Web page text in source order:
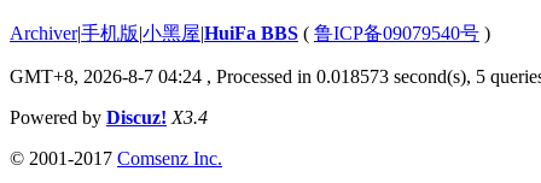
Archiver|手机版|小黑屋|HuiFa BBS ( 鲁ICP备09079540号 )
GMT+8, 2026-8-7 04:24 , Processed in 0.018573 second(s), 5
Powered by Discuz! X3.4
© 2001-2017 Comsenz Inc.